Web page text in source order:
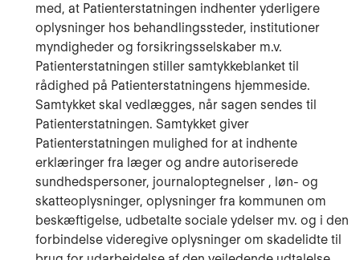
med, at Patienterstatningen indhenter yderligere
oplysninger hos behandlingssteder, institutioner
myndigheder og forsikringsselskaber m.v.
Patienterstatningen stiller samtykkeblanket til
rådighed på Patienterstatningens hjemmeside.
Samtykket skal vedlægges, når sagen sendes til
Patienterstatningen. Samtykket giver
Patienterstatningen mulighed for at indhente
erklæringer fra læger og andre autoriserede
sundhedspersoner, journaloptegnelser , løn- og
skatteoplysninger, oplysninger fra kommunen om
beskæftigelse, udbetalte sociale ydelser mv. og i den
forbindelse videregive oplysninger om skadelidte til